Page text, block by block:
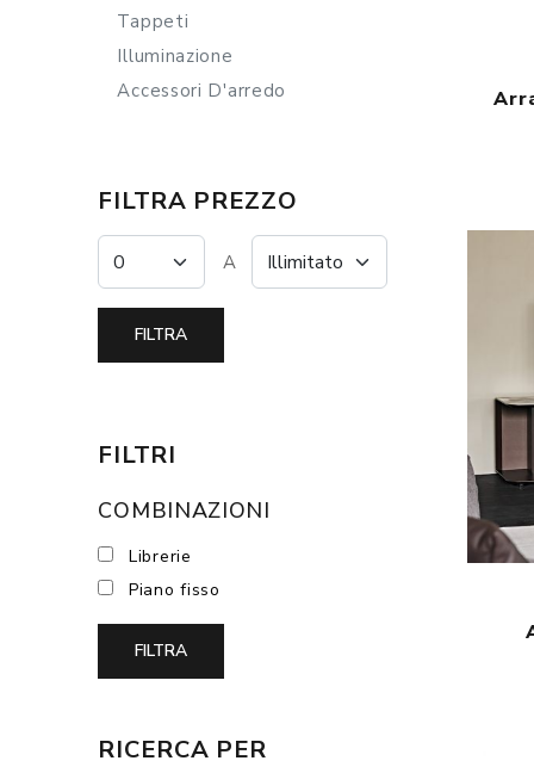
Tappeti
Illuminazione
Accessori D'arredo
FILTRA PREZZO
A
FILTRI
COMBINAZIONI
Librerie
Piano fisso
RICERCA PER